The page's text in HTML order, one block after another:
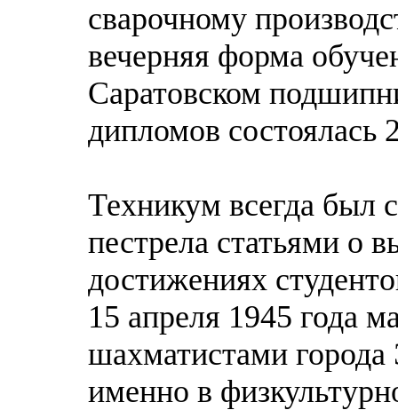
сварочному
вечерняя форма
Саратовском
дипломов состоялась
Техникум всегда был
пестрела статьями о
достижениях
15 апреля 1945 года
шахматистами города
именно в